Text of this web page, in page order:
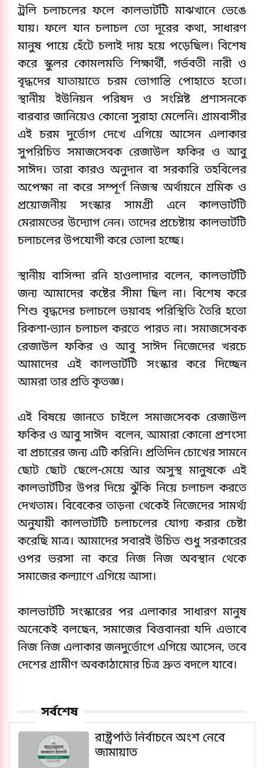
ট্রলি চলাচলের ফলে কালভার্টটি মাঝখানে ভেঙে
যায়। ফলে যান চলাচল তো দূরের কথা, সাধারণ
মানুষ পায়ে হেঁটে চলাই দায় হয়ে পড়েছিল। বিশেষ
করে স্কুলর কোমলমতি শিক্ষার্থী, গর্ভবতী নারী ও
বৃদ্ধদের যাতায়াতে চরম ভোগান্তি পোহাতে হতো।
স্থানীয় ইউনিয়ন পরিষদ ও সংশ্লিষ্ট প্রশাসনকে
বারবার জানিয়েও কোনো সুরাহা মেলেনি। ​গ্রামবাসীর
এই চরম দুর্ভোগ দেখে এগিয়ে আসেন এলাকার
সুপরিচিত সমাজসেবক রেজাউল ফকির ও আবু
সাঈদ। তারা কারও অনুদান বা সরকারি তহবিলের
অপেক্ষা না করে সম্পূর্ণ নিজস্ব অর্থায়নে শ্রমিক ও
প্রয়োজনীয় সংস্কার সামগ্রী এনে কালভার্টটি
মেরামতের উদ্যোগ নেন। তাদের প্রচেষ্টায় কালভার্টটি
চলাচলের উপযোগী করে তোলা হচ্ছে।
স্থানীয় বাসিন্দা রনি হাওলাদার বলেন, কালভার্টটি
জন্য আমাদের কষ্টের সীমা ছিল না। বিশেষ করে
শিশু বৃদ্ধদের চলাচলে ভয়াবহ পরিস্থিতি তৈরি হতো
রিকশা-ভ্যান চলাচল করতে পারত না। সমাজসেবক
রেজাউল ফকির ও আবু সাঈদ নিজেদের খরচে
আমাদের এই কালভার্টটি সংস্কার করে দিচ্ছেন
আমরা তার প্রতি কৃতজ্ঞ।
​এই বিষয়ে জানতে চাইলে সমাজসেবক রেজাউল
ফকির ও আবু সাঈদ বলেন, আমারা কোনো প্রশংসা
বা প্রচারের জন্য এটি করিনি। প্রতিদিন চোখের সামনে
ছোট ছোট ছেলে-মেয়ে আর অসুস্থ মানুষকে এই
কালভার্টটির উপর দিয়ে ঝুঁকি নিয়ে চলাচল করতে
দেখতাম। বিবেকের তাড়না থেকেই নিজেদের সামর্থ্য
অনুযায়ী কালভার্টটি চলাচলের যোগ্য করার চেষ্টা
করেছি মাত্র। আমাদের সবারই উচিত শুধু সরকারের
ওপর ভরসা না করে নিজ নিজ অবস্থান থেকে
সমাজের কল্যাণে এগিয়ে আসা।
​কালভার্টটি সংস্কারের পর এলাকার সাধারণ মানুষ
অনেকেই বলছেন, সমাজের বিত্তবানরা যদি এভাবে
নিজ নিজ এলাকার জনদুর্ভোগে এগিয়ে আসেন, তবে
দেশের গ্রামীণ অবকাঠামোর চিত্র দ্রুত বদলে যাবে।
সর্বশেষ
রাষ্ট্রপতি নির্বাচনে অংশ নেবে
জামায়াত